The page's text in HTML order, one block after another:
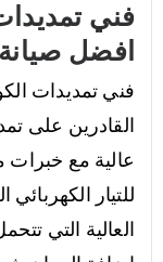
افضل
فني تمديدات
القادرين على
عالية مع خبرات
للتيار
العالية التي